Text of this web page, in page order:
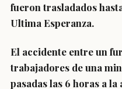
fueron trasladados
Ultima Esperanza.
El accidente entre un
trabajadores de una
pasadas las 6 horas a